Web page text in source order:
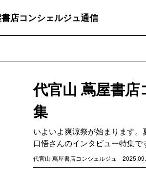
店コンシェルジュ通信
代官山 蔦屋書
集
いよいよ爽涼祭が始まります
口悟さんのインタビュー特集で
代官山 蔦屋書店コンシェルジュ